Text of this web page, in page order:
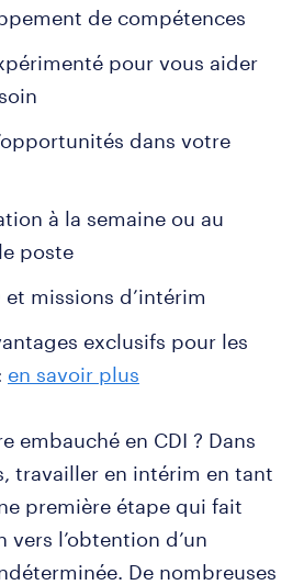
des anomalies au
sécurité au sein de la réserve
des EPI (équipements de
manquants
des engins de
de compétences
pour vous aider
dans votre
à la semaine ou au
poste
et missions d’intérim
exclusifs pour les
en savoir plus
embauché en CDI ? Dans
travailler en intérim en tant
première étape qui fait
l’obtention d’un
De nombreuses